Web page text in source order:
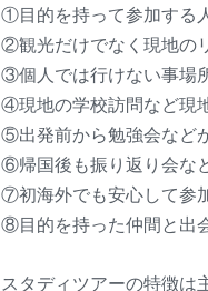
①目的を持って参加する
②観光だけでなく現地の
③個人では行けない事場
④現地の学校訪問など現
⑤出発前から勉強会など
⑥帰国後も振り返り会な
⑦初海外でも安心して参
⑧目的を持った仲間と出
スタディツアーの特徴は